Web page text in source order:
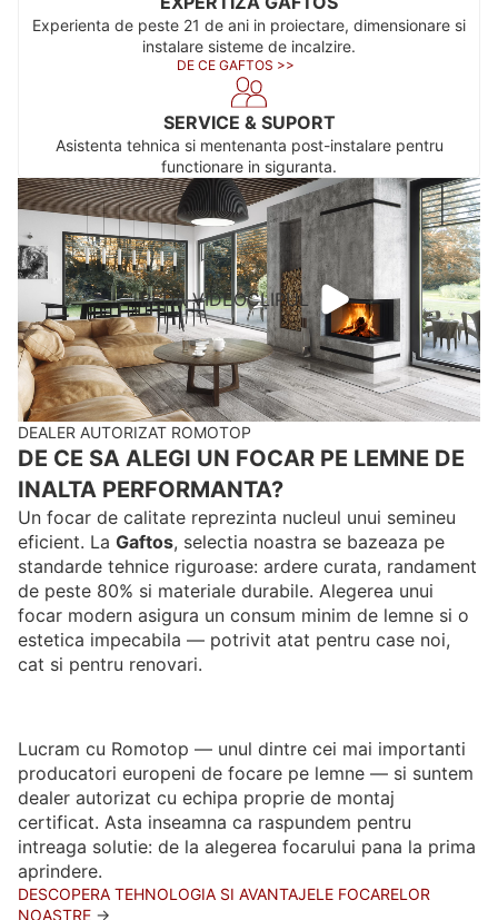
Experienta de peste 21 de ani in proiectare, dimensionare si
instalare sisteme de incalzire.
DE CE GAFTOS >>
SERVICE & SUPORT
Asistenta tehnica si mentenanta post-instalare pentru
functionare in siguranta.
REDA VIDEOCLIPUL
DEALER AUTORIZAT ROMOTOP
DE CE SA ALEGI UN FOCAR PE LEMNE DE
INALTA PERFORMANTA?
Un focar de calitate reprezinta nucleul unui semineu
eficient. La Gaftos, selectia noastra se bazeaza pe
standarde tehnice riguroase: ardere curata, randament
de peste 80% si materiale durabile. Alegerea unui
focar modern asigura un consum minim de lemne si o
estetica impecabila — potrivit atat pentru case noi,
cat si pentru renovari.
Lucram cu Romotop — unul dintre cei mai importanti
producatori europeni de focare pe lemne — si suntem
dealer autorizat cu echipa proprie de montaj
certificat. Asta inseamna ca raspundem pentru
intreaga solutie: de la alegerea focarului pana la prima
aprindere.
DESCOPERA TEHNOLOGIA SI AVANTAJELE FOCARELOR
NOASTRE →